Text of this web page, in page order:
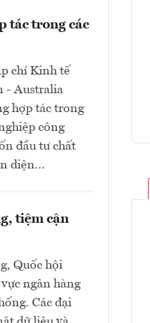
tác trong các
chí Kinh tế
- Australia
hợp tác trong
công
đầu tư chất
diện...
tiệm cận
Quốc hội
ngân hàng
Các đại